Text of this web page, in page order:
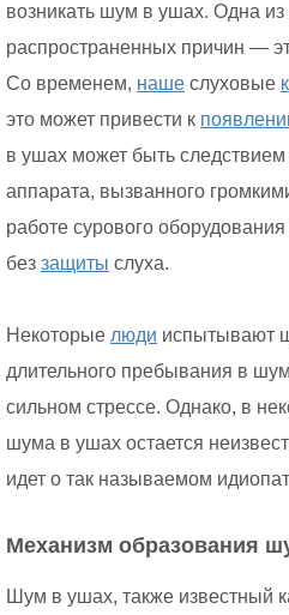
возникать шум в ушах. Одна
распространенных причин —
Со временем, наше слуховые
это может привести к
в ушах может быть
аппарата, вызванного
работе сурового
без защиты слуха.
Некоторые люди испытывают
длительного пребывания в
сильном стрессе. Однако, в
шума в ушах остается
идет о так называемом
Механизм образования
Шум в ушах, также известный